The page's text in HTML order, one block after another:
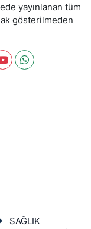
yayınlanan tüm
gösterilmeden
SAĞLIK